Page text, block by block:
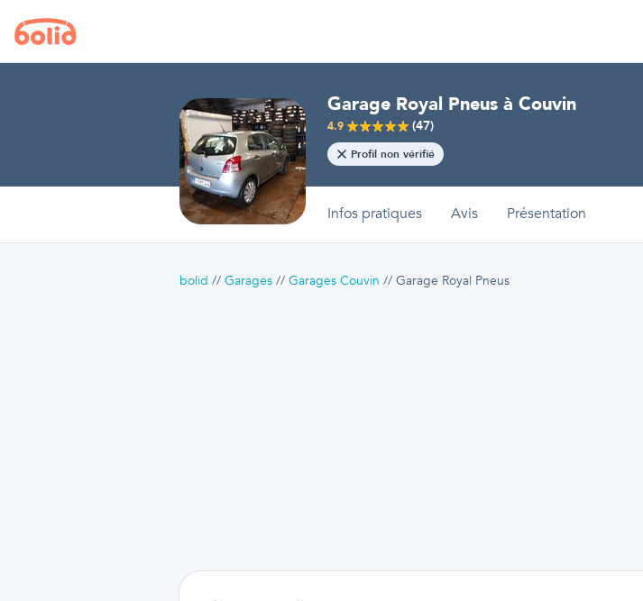
Garage Royal Pneus à Couvin
4.9 (47)
Profil non vérifié
Infos pratiques Avis Présentation
bolid Garages Garages Couvin Garage Royal Pneus